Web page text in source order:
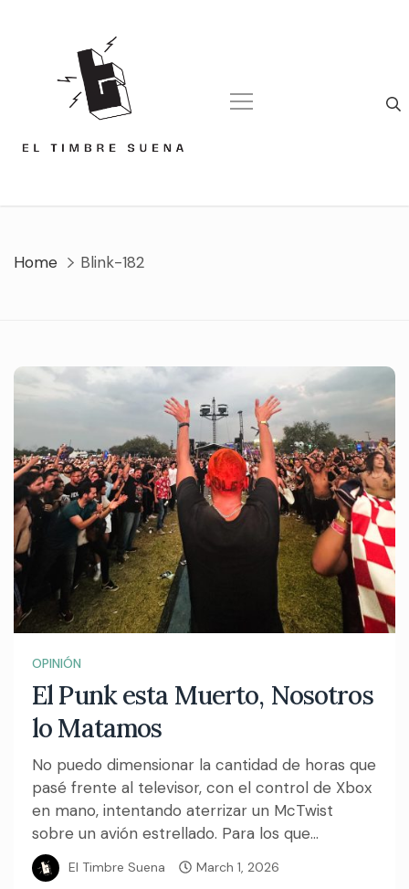
Home Blink-182
OPINIÓN
El Punk esta Muerto, Nosotros
lo Matamos
No puedo dimensionar la cantidad de horas que
pasé frente al televisor, con el control de Xbox
en mano, intentando aterrizar un McTwist
sobre un avión estrellado. Para los que...
El Timbre Suena March 1, 2026